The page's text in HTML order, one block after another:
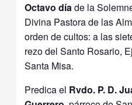
Octavo díade la
Divina Pastora de las
orden de cultos: a las
rezo del Santo Rosario,
Santa Misa.
Predica el Rvdo. P. D.